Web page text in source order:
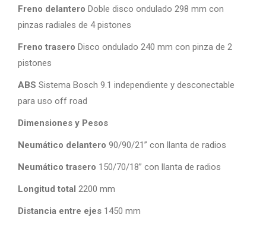
Freno delantero Doble disco ondulado 298 mm con
pinzas radiales de 4 pistones
Freno trasero Disco ondulado 240 mm con pinza de 2
pistones
ABS Sistema Bosch 9.1 independiente y desconectable
para uso off road
Dimensiones y Pesos
Neumático delantero 90/90/21” con llanta de radios
Neumático trasero 150/70/18” con llanta de radios
Longitud total 2200 mm
Distancia entre ejes 1450 mm